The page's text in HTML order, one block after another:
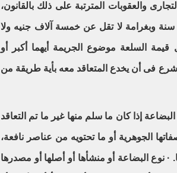
والعقوبات المترتبة على ذلك بالقانون،
وبغرامة لا تقل عن خمسة آلاف جنيه ولا
السلعة موضوع الجريمة أيهما أكبر أو
فى أن يخدع المتعاقد معه بأية طريقة من
إذا كان ما سلم منها غير ما تم التعاقد
الجوهرية أو ما تحتويه من عناصر نافعة،
· نوع البضاعة أو منشأها أو أصلها أو مصدرها